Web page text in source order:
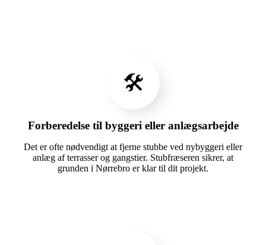
🛠️
Forberedelse til byggeri eller anlægsarbejde
Det er ofte nødvendigt at fjerne stubbe ved nybyggeri eller
anlæg af terrasser og gangstier. Stubfræseren sikrer, at
grunden i Nørrebro er klar til dit projekt.